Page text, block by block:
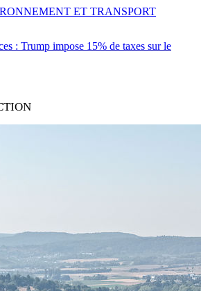
: Trump impose 15% de taxes sur le
ET TRANSPORT